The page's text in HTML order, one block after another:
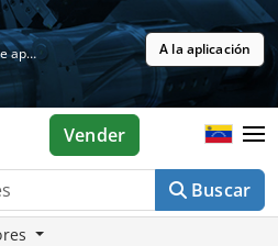
Gratis en la tienda de aplicaciones A la aplicación
Buscar
Vender